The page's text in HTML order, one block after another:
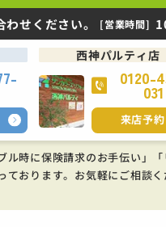
せください。 [営業時間]
西神パルティ店
0120-
031
来店予約
ル時に保険請求のお手伝い」
ております。 お気軽にご相談く